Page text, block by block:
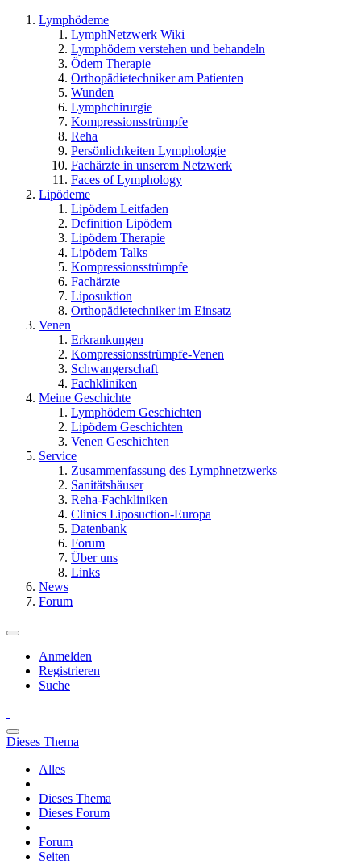
Lymphödeme
LymphNetzwerk Wiki
Lymphödem verstehen und behandeln
Ödem Therapie
Orthopädietechniker am Patienten
Wunden
Lymphchirurgie
Kompressionsstrümpfe
Reha
Persönlichkeiten Lymphologie
Fachärzte in unserem Netzwerk
Faces of Lymphology
Lipödeme
Lipödem Leitfaden
Definition Lipödem
Lipödem Therapie
Lipödem Talks
Kompressionsstrümpfe
Fachärzte
Liposuktion
Orthopädietechniker im Einsatz
Venen
Erkrankungen
Kompressionsstrümpfe-Venen
Schwangerschaft
Fachkliniken
Meine Geschichte
Lymphödem Geschichten
Lipödem Geschichten
Venen Geschichten
Service
Zusammenfassung des Lymphnetzwerks
Sanitätshäuser
Reha-Fachkliniken
Clinics Liposuction-Europa
Datenbank
Forum
Über uns
Links
News
Forum
Anmelden
Registrieren
Suche
Dieses Thema
Alles
Dieses Thema
Dieses Forum
Forum
Seiten